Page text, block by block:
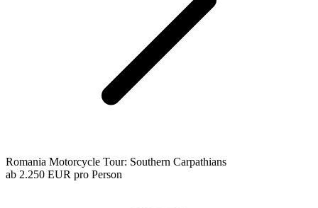
Romania Motorcycle Tour: Southern Carpathians
ab 2.250 EUR pro Person